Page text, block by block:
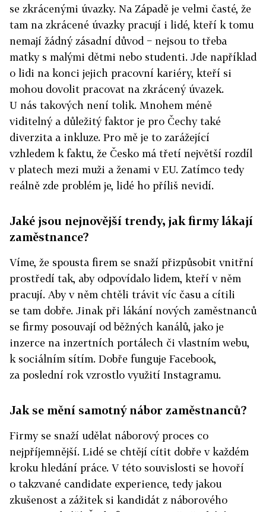
se zkrácenými úvazky. Na Západě je velmi časté, že
tam na zkrácené úvazky pracují i lidé, kteří k tomu
nemají žádný zásadní důvod − nejsou to třeba
matky s malými dětmi nebo studenti. Jde například
o lidi na konci jejich pracovní kariéry, kteří si
mohou dovolit pracovat na zkrácený úvazek.
U nás takových není tolik. Mnohem méně
viditelný a důležitý faktor je pro Čechy také
diverzita a inkluze. Pro mě je to zarážející
vzhledem k faktu, že Česko má třetí největší rozdíl
v platech mezi muži a ženami v EU. Zatímco tedy
reálně zde problém je, lidé ho příliš nevidí.
Jaké jsou nejnovější trendy, jak firmy lákají
zaměstnance?
Víme, že spousta firem se snaží přizpůsobit vnitřní
prostředí tak, aby odpovídalo lidem, kteří v něm
pracují. Aby v něm chtěli trávit víc času a cítili
se tam dobře. Jinak při lákání nových zaměstnanců
se firmy posouvají od běžných kanálů, jako je
inzerce na inzertních portálech či vlastním webu,
k sociálním sítím. Dobře funguje Facebook,
za poslední rok vzrostlo využití Instagramu.
Jak se mění samotný nábor zaměstnanců?
Firmy se snaží udělat náborový proces co
nejpříjemnější. Lidé se chtějí cítit dobře v každém
kroku hledání práce. V této souvislosti se hovoří
o takzvané candidate experience, tedy jakou
zkušenost a zážitek si kandidát z náborového